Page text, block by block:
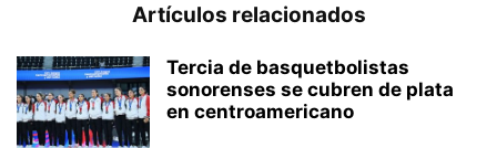
Artículos relacionados
Tercia de basquetbolistas
sonorenses se cubren de plata
en centroamericano